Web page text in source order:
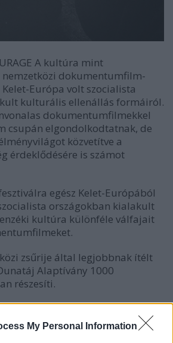
My Personal Information
A kultúra mint
nemzetközi dokumentumfilm-
Kelet-Európa volt szocialista
kulturális ellenállás formáiról.
dokumentumfilmekkel
csupán elgondolkodtatnak, de
közvetítve a
érdeklődésére is számot
egész Kelet-Európából
országokban kialakult
kultúra különféle válfajait
zsűrije által legjobbnak ítélt
Alaptívány 1000
részesíti.
filmeket 2018 májusa és
négy közép-európai városban –
Bukarestben és Varsóban –,